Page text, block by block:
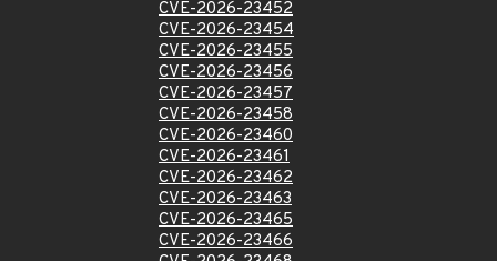
CVE-2026-23452
CVE-2026-23454
CVE-2026-23455
CVE-2026-23456
CVE-2026-23457
CVE-2026-23458
CVE-2026-23460
CVE-2026-23461
CVE-2026-23462
CVE-2026-23463
CVE-2026-23465
CVE-2026-23466